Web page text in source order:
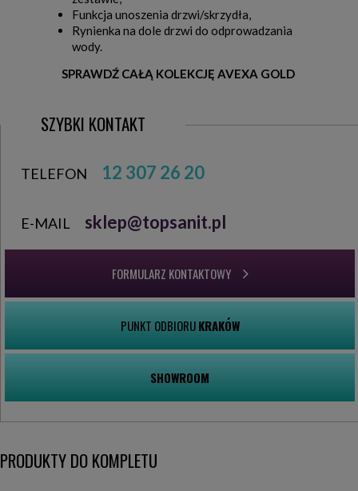
Funkcja unoszenia drzwi/skrzydła,
Rynienka na dole drzwi do odprowadzania
wody.
SPRAWDŹ CAŁĄ KOLEKCJĘ AVEXA GOLD
SZYBKI KONTAKT
TELEFON 12 307 26 20
E-MAIL sklep@topsanit.pl
FORMULARZ KONTAKTOWY
PUNKT ODBIORUKRAKÓW
SHOWROOM
PRODUKTY DO KOMPLETU